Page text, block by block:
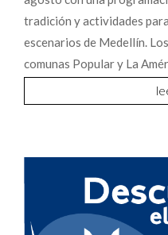
tradición y actividades
escenarios de Medellín.
comunas Popular y La